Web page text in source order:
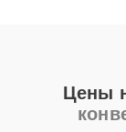
Цены